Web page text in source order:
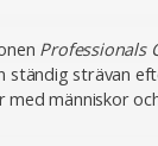
Professionals
ständig strävan
med människor